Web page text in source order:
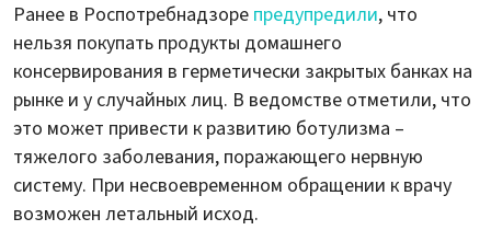
Ранее в Роспотребнадзоре предупредили, что
нельзя покупать продукты домашнего
консервирования в герметически закрытых банках на
рынке и у случайных лиц. В ведомстве отметили, что
это может привести к развитию ботулизма –
тяжелого заболевания, поражающего нервную
систему. При несвоевременном обращении к врачу
возможен летальный исход.